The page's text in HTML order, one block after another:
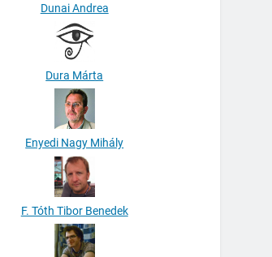
Dunai Andrea
Dura Márta
Enyedi Nagy Mihály
F. Tóth Tibor Benedek